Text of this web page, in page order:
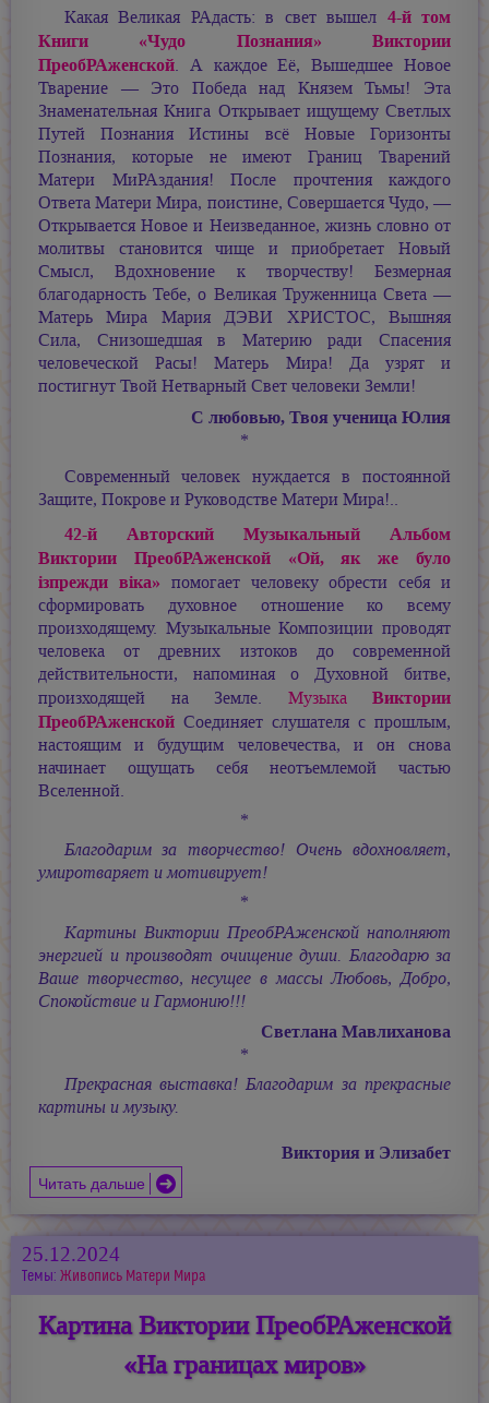
Какая Великая РАдасть: в свет вышел 4-й том
Книги «Чудо Познания» Виктории
ПреобРАженской. А каждое Её, Вышедшее Новое
Тварение — Это Победа над Князем Тьмы! Эта
Знаменательная Книга Открывает ищущему Светлых
Путей Познания Истины всё Новые Горизонты
Познания, которые не имеют Границ Тварений
Матери МиРАздания! После прочтения каждого
Ответа Матери Мира, поистине, Совершается Чудо, —
Открывается Новое и Неизведанное, жизнь словно от
молитвы становится чище и приобретает Новый
Смысл, Вдохновение к творчеству! Безмерная
благодарность Тебе, о Великая Труженница Света —
Матерь Мира Мария ДЭВИ ХРИСТОС, Вышняя
Сила, Снизошедшая в Материю ради Спасения
человеческой Расы! Матерь Мира! Да узрят и
постигнут Твой Нетварный Свет человеки Земли!
С любовью, Твоя ученица Юлия
*
Современный человек нуждается в постоянной
Защите, Покрове и Руководстве Матери Мира!..
42-й Авторский Музыкальный Альбом
Виктории ПреобРАженской «Ой, як же було
iзпрежди вiка» помогает человеку обрести себя и
сформировать духовное отношение ко всему
произходящему. Музыкальные Композиции проводят
человека от древних изтоков до современной
действительности, напоминая о Духовной битве,
произходящей на Земле. Музыка Виктории
ПреобРАженской Соединяет слушателя с прошлым,
настоящим и будущим человечества, и он снова
начинает ощущать себя неотъемлемой частью
Вселенной.
*
Благодарим за творчество! Очень вдохновляет,
умиротваряет и мотивирует!
*
Картины Виктории ПреобРАженской наполняют
энергией и производят очищение души. Благодарю за
Ваше творчество, несущее в массы Любовь, Добро,
Спокойствие и Гармонию!!!
Светлана Мавлиханова
*
Прекрасная выставка! Благодарим за прекрасные
картины и музыку.
Виктория и Элизабет
Читать дальше
25.12.2024
Темы: Живопись Матери Мира
Картина Виктории ПреобРАженской
«На границах миров»